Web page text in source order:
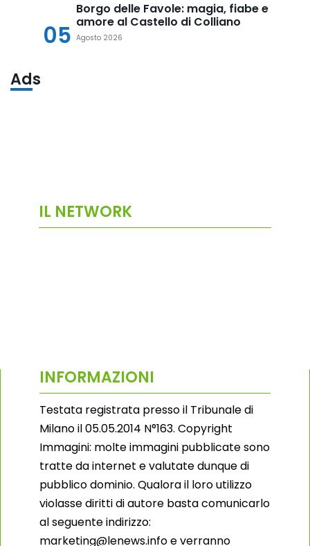
05
Borgo delle Favole: magia, fiabe e
amore al Castello di Colliano
Agosto 2026
Ads
IL NETWORK
INFORMAZIONI
Testata registrata presso il Tribunale di
Milano il 05.05.2014 N°163. Copyright
Immagini: molte immagini pubblicate sono
tratte da internet e valutate dunque di
pubblico dominio. Qualora il loro utilizzo
violasse diritti di autore basta comunicarlo
al seguente indirizzo:
marketing@lenews.info e verranno